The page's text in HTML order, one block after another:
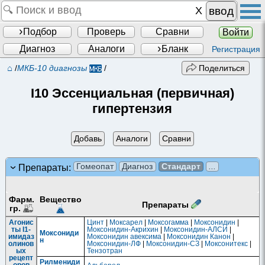
ввод
Подбор Проверь Сравни
Войти
Диагноз
Аналоги Бланк Регистрация
⌂ /МКБ-10 диагнозы / Поделиться
I10 Эссенциальная (первичная)
гипертензия
Добавь Аналоги Сравни
Препараты: Гомеопат Диагноз Стандарт
Фарм.
гр.
Вещество
Препараты
Агонис
ты I1-
имидаз
олинов
ых
рецепт
Моксониди
н
Цинт| Моксарел| Моксогамма Моксонидин
Моксонидин-Акрихин
Моксонидин-АЛСИ
Моксонидин авексима
Моксонидин Канон
Моксонидин-ЛФ| Моксонидин-СЗ| Моксонитекс|
Тензотран
Рилмениди